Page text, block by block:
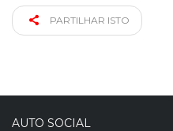
PARTILHAR ISTO
AUTO SOCIAL